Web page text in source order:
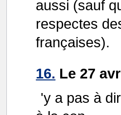
aussi (sauf
respectes
françaises).
16. Le 27
'y a pas à